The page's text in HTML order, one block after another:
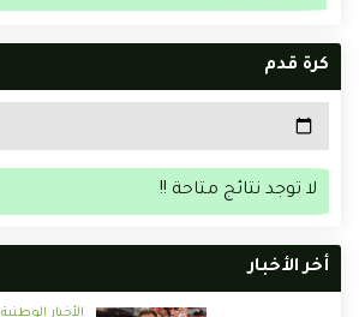
كرة قدم
لا توجد نتائج متاحة !!
أخر الأخبار
الأخبار الوطنية